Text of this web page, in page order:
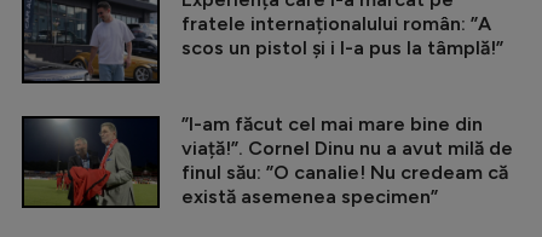
fratele internaționalului român: ”A
scos un pistol și i l-a pus la tâmplă!”
”I-am făcut cel mai mare bine din
viață!”. Cornel Dinu nu a avut milă de
finul său: ”O canalie! Nu credeam că
există asemenea specimen”